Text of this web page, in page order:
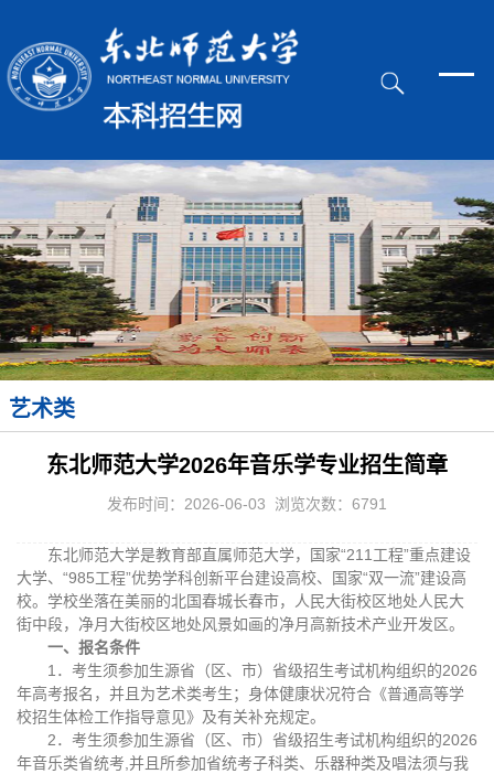
艺术类
东北师范大学2026年音乐学专业招生简章
发布时间：2026-06-03 浏览次数： 6791
东北师范大学是教育部直属师范大学，国家“211工程”重点建设
大学、“985工程”优势学科创新平台建设高校、国家“双一流”建设高
校。学校坐落在美丽的北国春城长春市，人民大街校区地处人民大
街中段，净月大街校区地处风景如画的净月高新技术产业开发区。
一、报名条件
1．考生须参加生源省（区、市）省级招生考试机构组织的2026
年高考报名，并且为艺术类考生；身体健康状况符合《普通高等学
校招生体检工作指导意见》及有关补充规定。
2．考生须参加生源省（区、市）省级招生考试机构组织的2026
年音乐类省统考,并且所参加省统考子科类、乐器种类及唱法须与我